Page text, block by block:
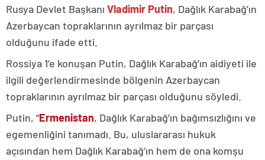
Rusya Devlet Başkanı Vladimir Putin, Dağlık Karabağ’ın
Azerbaycan topraklarının ayrılmaz bir parçası
olduğunu ifade etti.
Rossiya 1’e konuşan Putin, Dağlık Karabağ’ın aidiyeti ile
ilgili değerlendirmesinde bölgenin Azerbaycan
topraklarının ayrılmaz bir parçası olduğunu söyledi.
Putin, “Ermenistan, Dağlık Karabağ’ın bağımsızlığını ve
egemenliğini tanımadı. Bu, uluslararası hukuk
açısından hem Dağlık Karabağ’ın hem de ona komşu